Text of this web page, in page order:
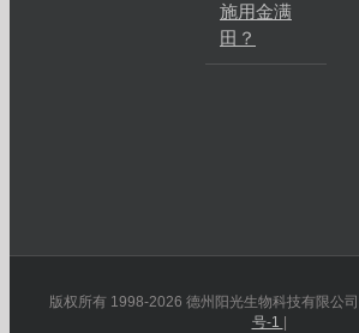
施用金满
田？
版权所有 1998-2026 德州阳光生物科技有限公司 |
号-1